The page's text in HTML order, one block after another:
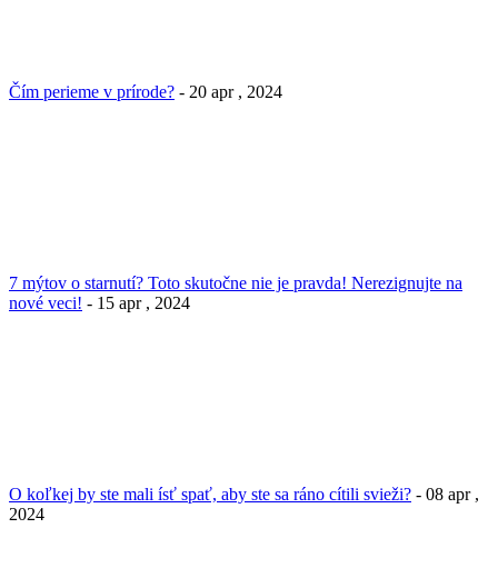
Čím perieme v prírode? - 20 apr , 2024
7 mýtov o starnutí? Toto skutočne nie je pravda! Nerezignujte na
nové veci! - 15 apr , 2024
O koľkej by ste mali ísť spať, aby ste sa ráno cítili svieži? - 08 apr ,
2024